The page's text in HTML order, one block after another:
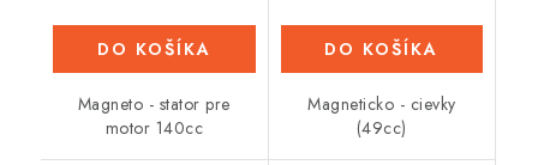
DO KOŠÍKA
Magneto - stator pre
motor 140cc
DO KOŠÍKA
Magneticko - cievky
(49cc)